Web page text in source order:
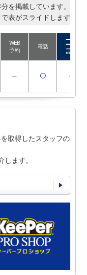
を掲載しています。
表がスライドします
WEB
予約
電話
─ 〇 ─
取得したスタッフの
します。